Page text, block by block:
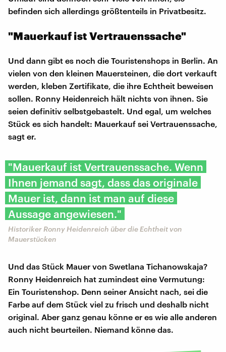
befinden sich allerdings größtenteils in Privatbesitz.
"Mauerkauf ist Vertrauenssache"
Und dann gibt es noch die Touristenshops in Berlin. An
vielen von den kleinen Mauersteinen, die dort verkauft
werden, kleben Zertifikate, die ihre Echtheit beweisen
sollen. Ronny Heidenreich hält nichts von ihnen. Sie
seien definitiv selbstgebastelt. Und egal, um welches
Stück es sich handelt: Mauerkauf sei Vertrauenssache,
sagt er.
"Mauerkauf ist Vertrauenssache. Wenn
Ihnen jemand sagt, dass das originale
Mauer ist, dann ist man auf diese
Aussage angewiesen."
Historiker Ronny Heidenreich über die Echtheit von
Mauerstücken
Und das Stück Mauer von Swetlana Tichanowskaja?
Ronny Heidenreich hat zumindest eine Vermutung:
Ein Touristenshop. Denn seiner Ansicht nach, sei die
Farbe auf dem Stück viel zu frisch und deshalb nicht
original. Aber ganz genau könne er es wie alle anderen
auch nicht beurteilen. Niemand könne das.